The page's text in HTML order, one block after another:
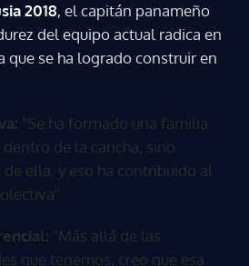
2018, el capitán panameño
del equipo actual radica en
que se ha logrado construir en
"Se ha formado una familia
de la cancha, sino
ella, y eso ha contribuido al
"Más allá de las
que tenemos, creo que esa